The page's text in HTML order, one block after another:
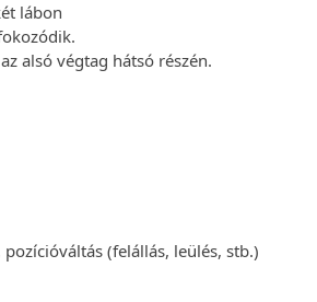
lábon
alsó végtag hátsó részén.
(felállás, leülés, stb.)